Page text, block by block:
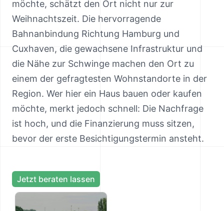
möchte, schätzt den Ort nicht nur zur
Weihnachtszeit. Die hervorragende
Bahnanbindung Richtung Hamburg und
Cuxhaven, die gewachsene Infrastruktur und
die Nähe zur Schwinge machen den Ort zu
einem der gefragtesten Wohnstandorte in der
Region. Wer hier ein Haus bauen oder kaufen
möchte, merkt jedoch schnell: Die Nachfrage
ist hoch, und die Finanzierung muss sitzen,
bevor der erste Besichtigungstermin ansteht.
Jetzt beraten lassen